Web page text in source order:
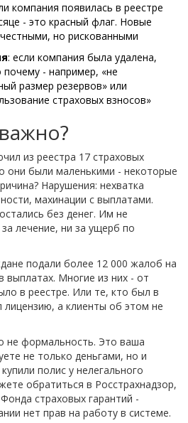
компания появилась в реестре
- это красный флаг. Новые
но рискованными
: если компания была удалена,
- например, «не
размер резервов» или
страховых взносов»
из реестра 17 страховых
они были маленькими - некоторые
Нарушения: нехватка
махинации с выплатами.
без денег. Им не
лечение, ни за ущерб по
подали более 12 000 жалоб на
выплатах. Многие из них - от
в реестре. Или те, кто был в
лицензию, а клиенты об этом не
не формальность. Это ваша
не только деньгами, но и
полис у нелегального
обратиться в Росстрахнадзор,
страховых гарантий -
нет прав на работу в системе.